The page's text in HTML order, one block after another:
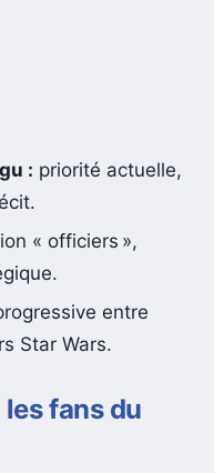
: priorité actuelle,
« officiers »,
entre
Star Wars.
les fans du